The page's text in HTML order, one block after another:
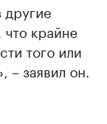
другие
крайне
того или
– заявил он.